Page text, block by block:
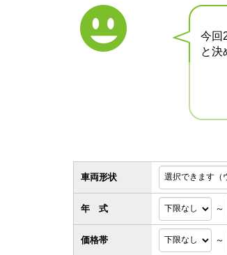
今回
と決
車両形状
価格帯 ～
年 式 ～